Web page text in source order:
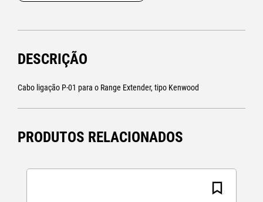
DESCRIÇÃO
Cabo ligação P-01 para o Range Extender, tipo Kenwood
PRODUTOS RELACIONADOS